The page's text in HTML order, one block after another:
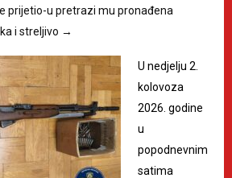
prijetio-u pretrazi mu pronađena
i streljivo →
U nedjelju 2.
kolovoza
2026. godine
u
popodnevnim
satima